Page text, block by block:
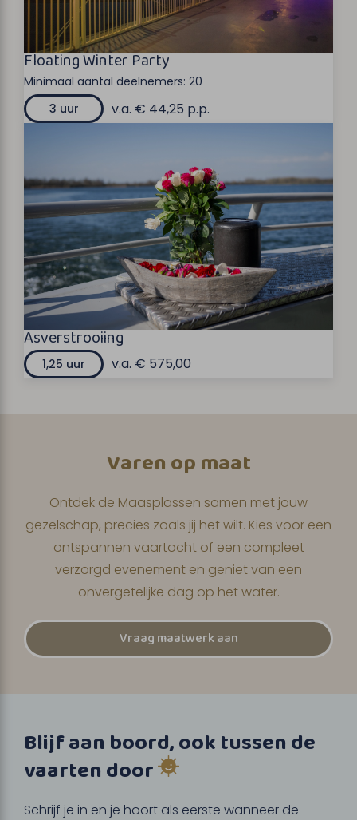
Floating Winter Party
Minimaal aantal deelnemers: 20
3 uur
v.a. € 44,25 p.p.
Asverstrooiing
1,25 uur v.a. € 575,00
Varen op maat
Ontdek de Maasplassen samen met jouw
gezelschap, precies zoals jij het wilt. Kies voor een
ontspannen vaartocht of een compleet
verzorgd evenement en geniet van een
onvergetelijke dag op het water.
Vraag maatwerk aan
Blijf aan boord, ook tussen de
vaarten door
Schrijf je in en je hoort als eerste wanneer de